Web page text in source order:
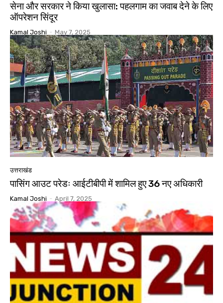
सेना और सरकार ने किया खुलासा: पहलगाम का जवाब देने के लिए
ऑपरेशन सिंदूर
Kamal Joshi - May 7, 2025
उत्तराखंड
पासिंग आउट परेडः आईटीबीपी में शामिल हुए 36 नए अधिकारी
Kamal Joshi - April 7, 2025